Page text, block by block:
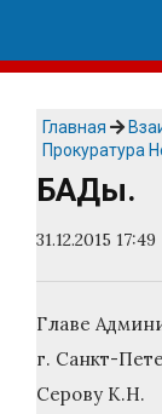
Главная
Прокуратура
БАДы.
31.12.2015 17:49
Главе
г. Санкт-
Серову К.Н.